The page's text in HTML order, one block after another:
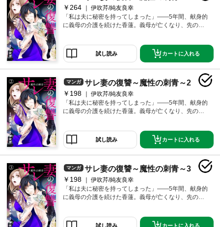
念な二人が織りなす、ハートフルで“ちょっと普通じゃ
ない”ラブコメディ、第2弾！
意識過剰なイケメンディレクター・木更津（29）とま
さかの欲望合致。「俺は見られたいんです、ひとりで
シてるところを！」そんなきっかけで始まった二人の
人だが、職場の人間関係トラブルや、価値観のズレ、
「バツイチでアラサー」の旭と「大切な一家の一人息
て…。オトナの恋は甘いだけでは終われない。待って
くれない「リアル」が押し寄せてくるなかで、二人は
互いを想い続けられるのか――。女性向けコミックレ
ーベル『comic donna』から生まれた、美男美女なのに
ちょっと残念な二人が織りなす、ハートフルで“少しば
かり普通じゃない”ラブコメディ、第3弾！
￥264
伊吹芹/純友良幸
「私は夫に秘密を持ってしまった」――5年間、献身的
に義母の介護を続けた香蓮。義母が亡くなり、先の見
わってからでないと、古風で献身的な嫁の鑑を介護が
終わった途端に捨てるとか外聞が悪すぎるだろ」そう
だ香蓮を捨てて若く綺麗な女を選ぼうとしていた。自
暴自棄になった香蓮は飛び降り自殺を図るが、とある
男に止められる。その男は彫師を名乗り、その脇腹に
は「香蓮」の名前と同じ美しい蓮の花のタトゥーが彫
られていた……。「旦那を地獄に堕としてやれよ…ど
試し読み カートに入れる
マンガ サレ妻の復讐～魔性の刺青～2
￥198
伊吹芹/純友良幸
「私は夫に秘密を持ってしまった」――5年間、献身的
に義母の介護を続けた香蓮。義母が亡くなり、先の見
わってからでないと、古風で献身的な嫁の鑑を介護が
終わった途端に捨てるとか外聞が悪すぎるだろ」そう
だ香蓮を捨てて若く綺麗な女を選ぼうとしていた。自
暴自棄になった香蓮は飛び降り自殺を図るが、とある
男に止められる。その男は彫師を名乗り、その脇腹に
は「香蓮」の名前と同じ美しい蓮の花のタトゥーが彫
られていた……。「旦那を地獄に堕としてやれよ…ど
試し読み カートに入れる
マンガ サレ妻の復讐～魔性の刺青～3
￥198
伊吹芹/純友良幸
「私は夫に秘密を持ってしまった」――5年間、献身的
に義母の介護を続けた香蓮。義母が亡くなり、先の見
わってからでないと、古風で献身的な嫁の鑑を介護が
試し読み カートに入れる